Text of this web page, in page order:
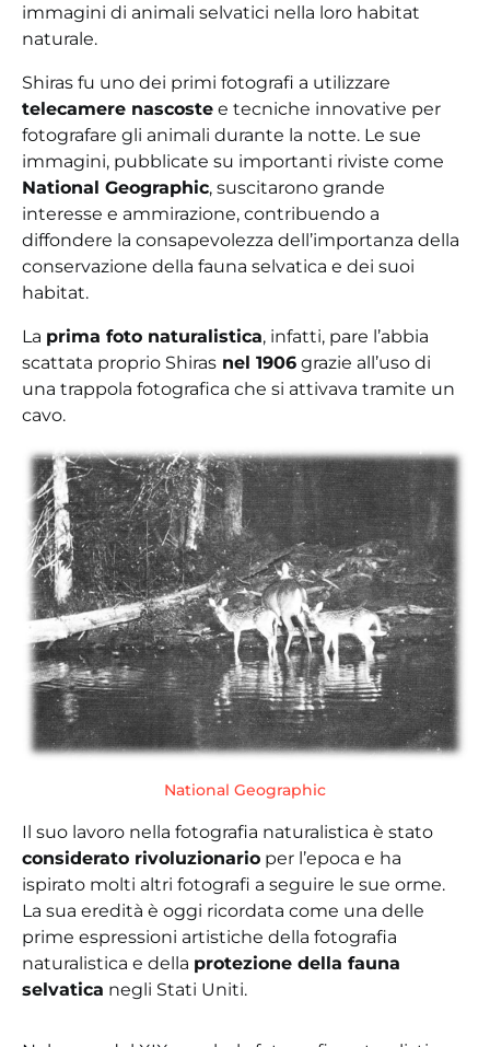
immagini di animali selvatici nella loro habitat
naturale.
Shiras fu uno dei primi fotografi a utilizzare
telecamere nascoste e tecniche innovative per
fotografare gli animali durante la notte. Le sue
immagini, pubblicate su importanti riviste come
National Geographic, suscitarono grande
interesse e ammirazione, contribuendo a
diffondere la consapevolezza dell’importanza della
conservazione della fauna selvatica e dei suoi
habitat.
La prima foto naturalistica, infatti, pare l’abbia
scattata proprio Shiras nel 1906 grazie all’uso di
una trappola fotografica che si attivava tramite un
cavo.
National Geographic
Il suo lavoro nella fotografia naturalistica è stato
considerato rivoluzionario per l’epoca e ha
ispirato molti altri fotografi a seguire le sue orme.
La sua eredità è oggi ricordata come una delle
prime espressioni artistiche della fotografia
naturalistica e della protezione della fauna
selvatica negli Stati Uniti.